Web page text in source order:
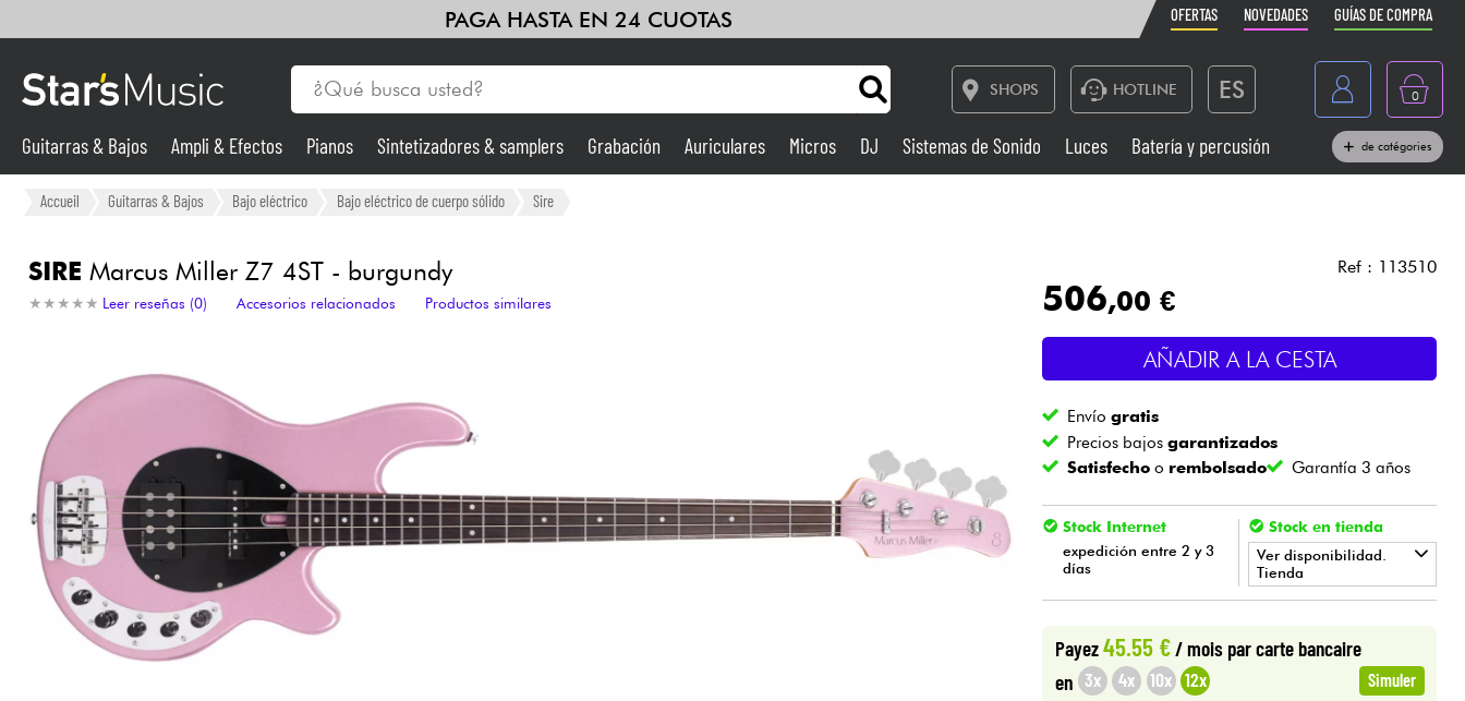
PAGA HASTA EN 24 CUOTAS OFERTAS NOVEDADES GUÍAS DE COMPRA
SHOPS HOTLINE ES
France
Belgique
Nederland
0
Guitarras & Bajos
Sintetizadores & samplers
Sistemas de Sonido
Luces Vientos
Cables & Acces.
HiFi Bundle
Ver nuestras marcas
Guitarras & Bajos Ampli & Efectos Pianos Sintetizadores & samplers Grabación Auriculares Micros DJ Sistemas de Sonido Luces Batería y percusión de catégories
Accueil Guitarras & Bajos Bajo eléctrico Bajo eléctrico de cuerpo sólido Sire
SIRE Marcus Miller Z7 4ST - burgundy
★ ★ ★ ★ ★
★ ★ ★ ★ ★ Leer reseñas (0) Accesorios relacionados Productos similares
Ref : 113510
506,00 €
AÑADIR A LA CESTA
Envíogratis
Precios bajosgarantizados
Satisfecho o rembolsado Garantía 3 años
Stock Internet
expedición entre 2 y 3
días
Stock en tienda
Ver disponibilidad.
Tienda
• Star
Payez45.55 €/ mois par carte bancaire
en 3x 4x 10x 12x Simuler